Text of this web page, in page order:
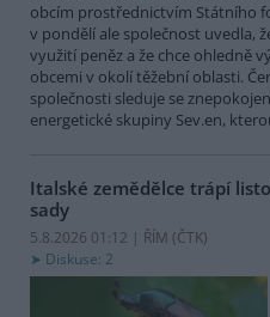
obcím prostřednictvím Státního
v pondělí ale společnost uvedla,
využití peněz a že chce ohledně
obcemi v okolí těžební oblasti.
společnosti sleduje se
energetické skupiny Sev.en,
Italské zemědělce trápí
sady
5.8.2026 01:12 | ŘÍM (ČTK)
Diskuse: 2